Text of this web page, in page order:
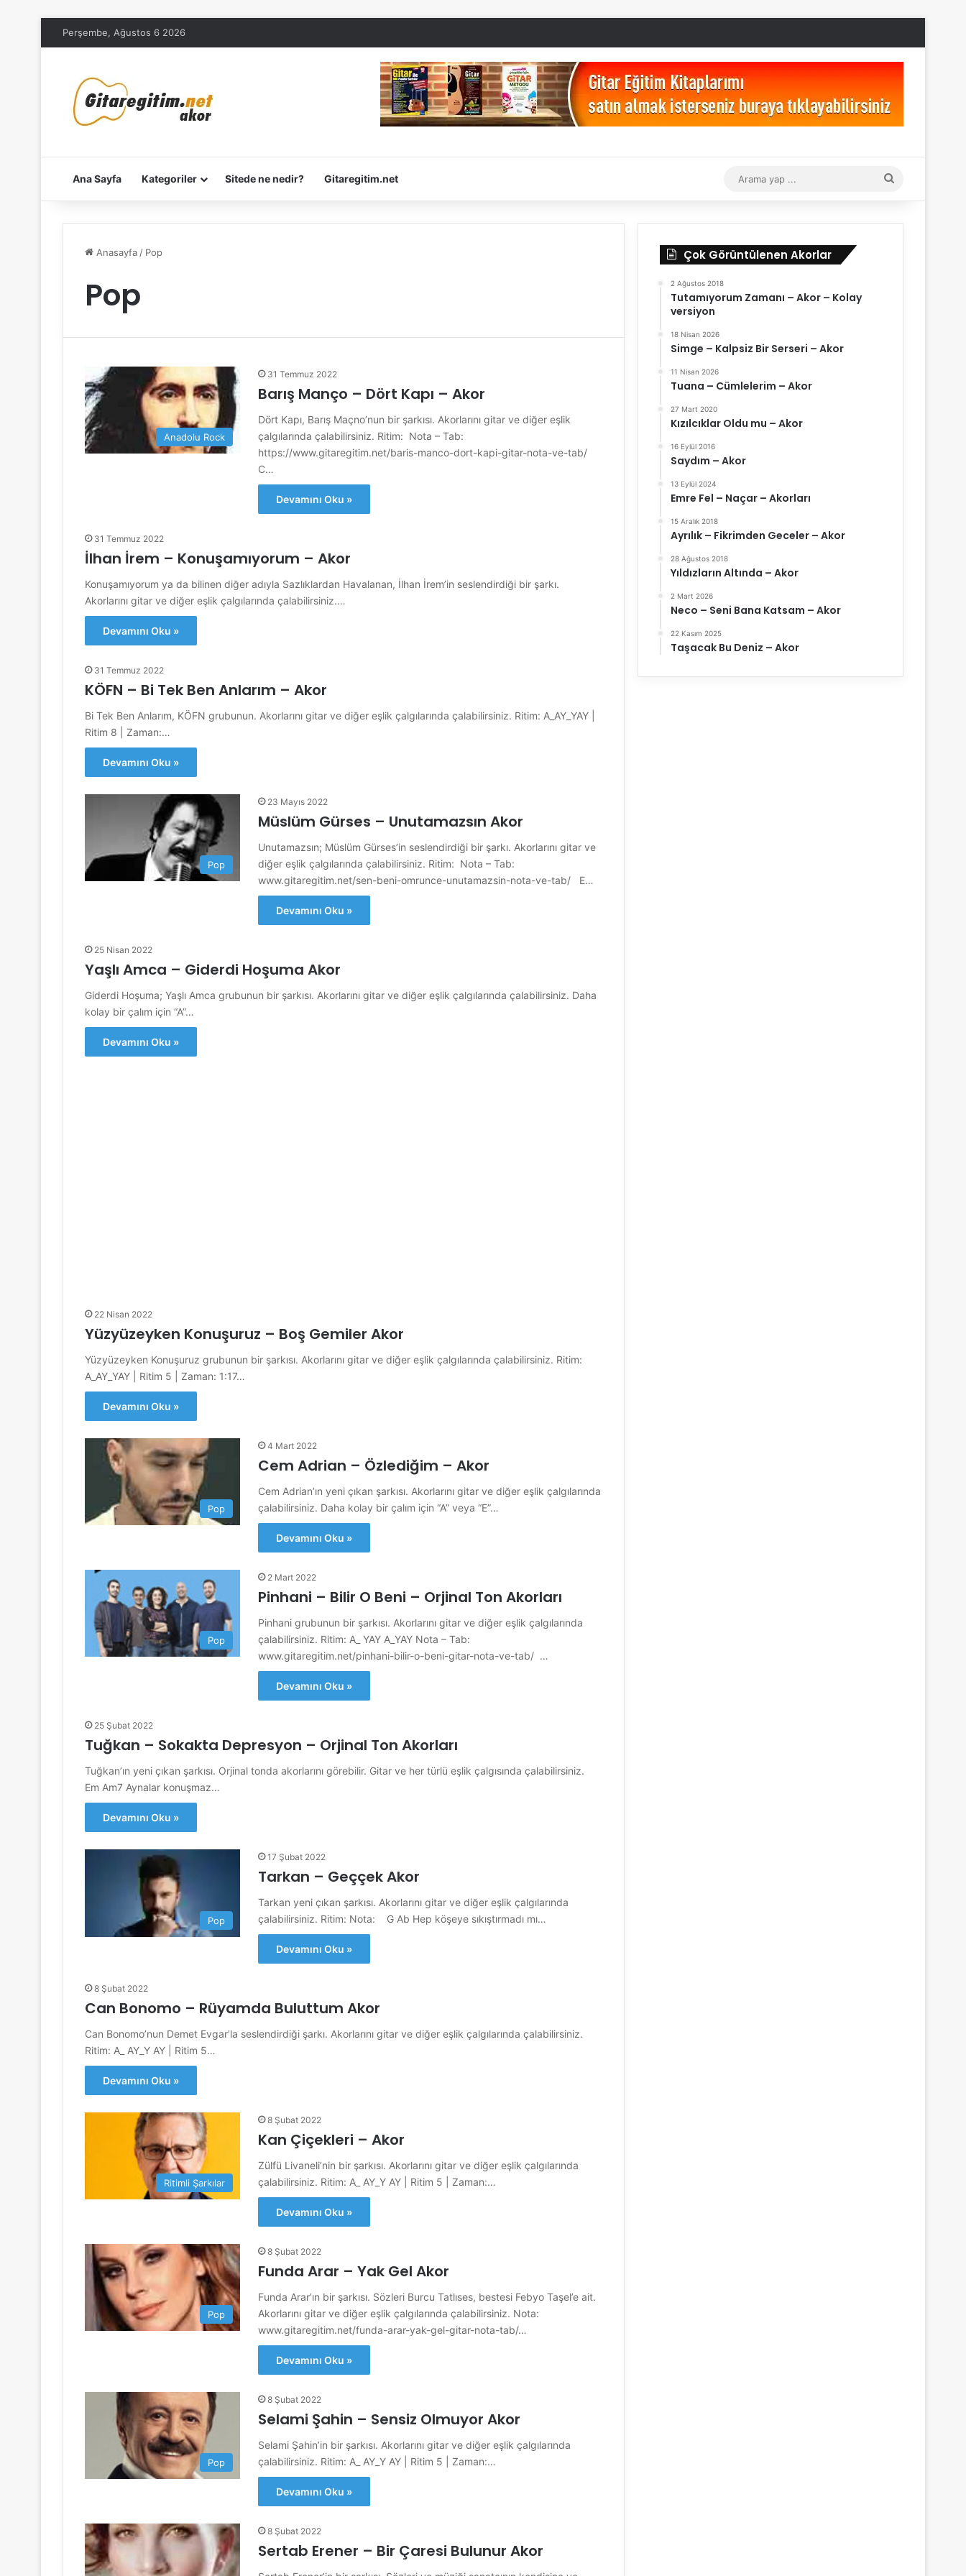
Perşembe, Ağustos 6 2026
Ana Sayfa Kategoriler Sitede ne nedir? Gitaregitim.net
yap
Anasayfa / Pop
Pop
Anadolu Rock
31 Temmuz 2022
Barış Manço – Dört Kapı – Akor
Dört Kapı, Barış Maçno’nun bir şarkısı. Akorlarını gitar ve diğer eşlik
çalgılarında çalabilirsiniz. Ritim: Nota – Tab:
https://www.gitaregitim.net/baris-manco-dort-kapi-gitar-nota-ve-tab/
C…
Devamını Oku »
31 Temmuz 2022
İlhan İrem – Konuşamıyorum – Akor
Konuşamıyorum ya da bilinen diğer adıyla Sazlıklardan Havalanan, İlhan İrem’in seslendirdiği bir şarkı.
Akorlarını gitar ve diğer eşlik çalgılarında çalabilirsiniz.…
Devamını Oku »
31 Temmuz 2022
KÖFN – Bi Tek Ben Anlarım – Akor
Bi Tek Ben Anlarım, KÖFN grubunun. Akorlarını gitar ve diğer eşlik çalgılarında çalabilirsiniz. Ritim: A_AY_YAY |
Ritim 8 | Zaman:…
Devamını Oku »
Pop
23 Mayıs 2022
Müslüm Gürses – Unutamazsın Akor
Unutamazsın; Müslüm Gürses’in seslendirdiği bir şarkı. Akorlarını gitar ve
diğer eşlik çalgılarında çalabilirsiniz. Ritim: Nota – Tab:
www.gitaregitim.net/sen-beni-omrunce-unutamazsin-nota-ve-tab/ E…
Devamını Oku »
25 Nisan 2022
Yaşlı Amca – Giderdi Hoşuma Akor
Giderdi Hoşuma; Yaşlı Amca grubunun bir şarkısı. Akorlarını gitar ve diğer eşlik çalgılarında çalabilirsiniz. Daha
kolay bir çalım için “A”…
Devamını Oku »
22 Nisan 2022
Yüzyüzeyken Konuşuruz – Boş Gemiler Akor
Yüzyüzeyken Konuşuruz grubunun bir şarkısı. Akorlarını gitar ve diğer eşlik çalgılarında çalabilirsiniz. Ritim:
A_AY_YAY | Ritim 5 | Zaman: 1:17…
Devamını Oku »
Pop
4 Mart 2022
Cem Adrian – Özlediğim – Akor
Cem Adrian’ın yeni çıkan şarkısı. Akorlarını gitar ve diğer eşlik çalgılarında
çalabilirsiniz. Daha kolay bir çalım için “A” veya “E”…
Devamını Oku »
Pop
2 Mart 2022
Pinhani – Bilir O Beni – Orjinal Ton Akorları
Pinhani grubunun bir şarkısı. Akorlarını gitar ve diğer eşlik çalgılarında
çalabilirsiniz. Ritim: A_ YAY A_YAY Nota – Tab:
www.gitaregitim.net/pinhani-bilir-o-beni-gitar-nota-ve-tab/ …
Devamını Oku »
25 Şubat 2022
Tuğkan – Sokakta Depresyon – Orjinal Ton Akorları
Tuğkan’ın yeni çıkan şarkısı. Orjinal tonda akorlarını görebilir. Gitar ve her türlü eşlik çalgısında çalabilirsiniz.
Em Am7 Aynalar konuşmaz…
Devamını Oku »
Pop
17 Şubat 2022
Tarkan – Geççek Akor
Tarkan yeni çıkan şarkısı. Akorlarını gitar ve diğer eşlik çalgılarında
çalabilirsiniz. Ritim: Nota: G Ab Hep köşeye sıkıştırmadı mı…
Devamını Oku »
8 Şubat 2022
Can Bonomo – Rüyamda Buluttum Akor
Can Bonomo’nun Demet Evgar’la seslendirdiği şarkı. Akorlarını gitar ve diğer eşlik çalgılarında çalabilirsiniz.
Ritim: A_ AY_Y AY | Ritim 5…
Devamını Oku »
Ritimli Şarkılar
8 Şubat 2022
Kan Çiçekleri – Akor
Zülfü Livaneli’nin bir şarkısı. Akorlarını gitar ve diğer eşlik çalgılarında
çalabilirsiniz. Ritim: A_ AY_Y AY | Ritim 5 | Zaman:…
Devamını Oku »
Pop
8 Şubat 2022
Funda Arar – Yak Gel Akor
Funda Arar’ın bir şarkısı. Sözleri Burcu Tatlıses, bestesi Febyo Taşel’e ait.
Akorlarını gitar ve diğer eşlik çalgılarında çalabilirsiniz. Nota:
www.gitaregitim.net/funda-arar-yak-gel-gitar-nota-tab/…
Devamını Oku »
Pop
8 Şubat 2022
Selami Şahin – Sensiz Olmuyor Akor
Selami Şahin’in bir şarkısı. Akorlarını gitar ve diğer eşlik çalgılarında
çalabilirsiniz. Ritim: A_ AY_Y AY | Ritim 5 | Zaman:…
Devamını Oku »
8 Şubat 2022
Sertab Erener – Bir Çaresi Bulunur Akor
Çok Görüntülenen Akorlar
2 Ağustos 2018
Tutamıyorum Zamanı – Akor – Kolay
versiyon
18 Nisan 2026
Simge – Kalpsiz Bir Serseri – Akor
11 Nisan 2026
Tuana – Cümlelerim – Akor
27 Mart 2020
Kızılcıklar Oldu mu – Akor
16 Eylül 2016
Saydım – Akor
13 Eylül 2024
Emre Fel – Naçar – Akorları
15 Aralık 2018
Ayrılık – Fikrimden Geceler – Akor
28 Ağustos 2018
Yıldızların Altında – Akor
2 Mart 2026
Neco – Seni Bana Katsam – Akor
22 Kasım 2025
Taşacak Bu Deniz – Akor